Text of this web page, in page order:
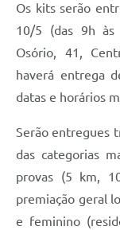
Os kits serão
10/5 (das 9h às
Osório, 41,
haverá entrega
datas e horários
Serão entregues
das categorias
provas (5 km,
premiação geral
e feminino